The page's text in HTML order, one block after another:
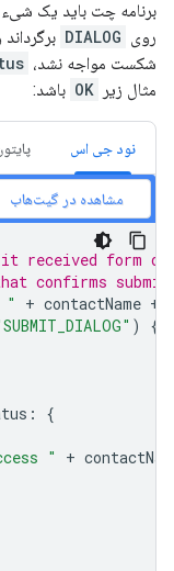
برنامه چت باید یک شیء
روی DIALOG برگرداند
شکست مواجه نشد،
مثال زیر OK باشد:
نود جی اس
مشاهده در گیت‌هاب
received form
confirms
" + contactName +
)
{
:
{
" +